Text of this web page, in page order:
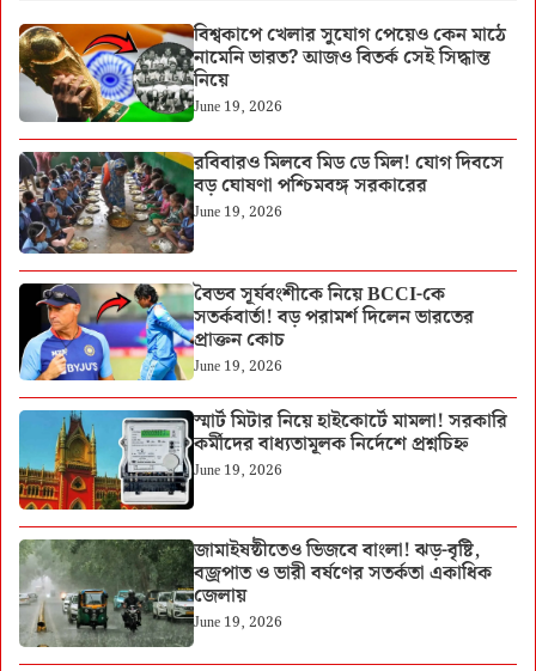
বিশ্বকাপে খেলার সুযোগ পেয়েও কেন মাঠে
নামেনি ভারত? আজও বিতর্ক সেই সিদ্ধান্ত
নিয়ে
June 19, 2026
রবিবারও মিলবে মিড ডে মিল! যোগ দিবসে
বড় ঘোষণা পশ্চিমবঙ্গ সরকারের
June 19, 2026
বৈভব সূর্যবংশীকে নিয়ে BCCI-কে
সতর্কবার্তা! বড় পরামর্শ দিলেন ভারতের
প্রাক্তন কোচ
June 19, 2026
স্মার্ট মিটার নিয়ে হাইকোর্টে মামলা! সরকারি
কর্মীদের বাধ্যতামূলক নির্দেশে প্রশ্নচিহ্ন
June 19, 2026
জামাইষষ্ঠীতেও ভিজবে বাংলা! ঝড়-বৃষ্টি,
বজ্রপাত ও ভারী বর্ষণের সতর্কতা একাধিক
জেলায়
June 19, 2026